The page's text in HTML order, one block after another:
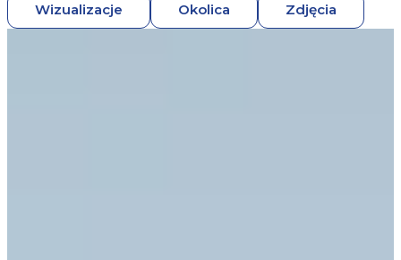
Wizualizacje Okolica Zdjęcia